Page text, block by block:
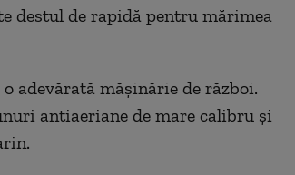
destul de rapidă pentru mărimea
adevărată măşinărie de război.
antiaeriane de mare calibru şi